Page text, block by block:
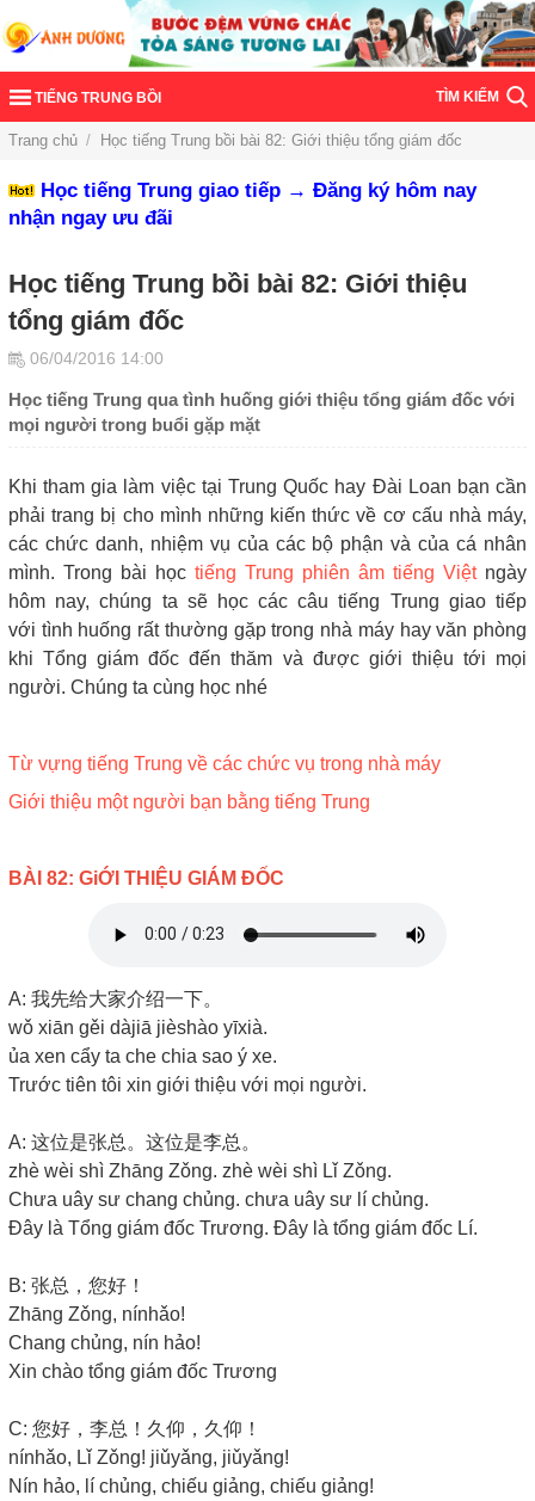
TIẾNG TRUNG BỒI TÌM KIẾM
Trang chủ / Học tiếng Trung bồi bài 82: Giới thiệu tổng giám đốc
Học tiếng Trung giao tiếp → Đăng ký hôm nay
nhận ngay ưu đãi
Học tiếng Trung bồi bài 82: Giới thiệu
tổng giám đốc
06/04/2016 14:00
Học tiếng Trung qua tình huống giới thiệu tổng giám đốc với
mọi người trong buổi gặp mặt
Khi tham gia làm việc tại Trung Quốc hay Đài Loan bạn cần
phải trang bị cho mình những kiến thức về cơ cấu nhà máy,
các chức danh, nhiệm vụ của các bộ phận và của cá nhân
mình. Trong bài học tiếng Trung phiên âm tiếng Việtngày
hôm nay, chúng ta sẽ học các câu tiếng Trung giao tiếp
với tình huống rất thường gặp trong nhà máy hay văn phòng
khi Tổng giám đốc đến thăm và được giới thiệu tới mọi
người. Chúng ta cùng học nhé
Từ vựng tiếng Trung về các chức vụ trong nhà máy
Giới thiệu một người bạn bằng tiếng Trung
BÀI 82: GiỚI THIỆU GIÁM ĐỐC
A: 我先给大家介绍一下。
wǒ xiān gěi dàjiā jièshào yīxià.
ủa xen cẩy ta che chia sao ý xe.
Trước tiên tôi xin giới thiệu với mọi người.
A: 这位是张总。这位是李总。
zhè wèi shì Zhāng Zǒng. zhè wèi shì Lǐ Zǒng.
Chưa uây sư chang chủng. chưa uây sư lí chủng.
Đây là Tổng giám đốc Trương. Đây là tổng giám đốc Lí.
B: 张总，您好！
Zhāng Zǒng, nínhǎo!
Chang chủng, nín hảo!
Xin chào tổng giám đốc Trương
C: 您好，李总！久仰，久仰！
nínhǎo, Lǐ Zǒng! jiǔyǎng, jiǔyǎng!
Nín hảo, lí chủng, chiếu giảng, chiếu giảng!